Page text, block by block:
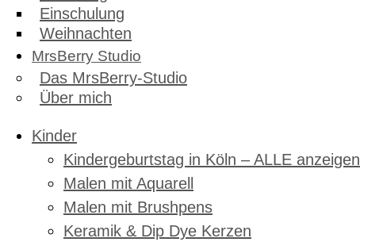
Einschulung
Weihnachten
MrsBerry Studio
Das MrsBerry-Studio
Über mich
Kinder
Kindergeburtstag in Köln – ALLE anzeigen
Malen mit Aquarell
Malen mit Brushpens
Keramik & Dip Dye Kerzen